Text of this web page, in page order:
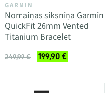
GARMIN
Nomaiņas siksniņa Garmin
QuickFit 26mm Vented
Titanium Bracelet
249,99 € 199,90 €